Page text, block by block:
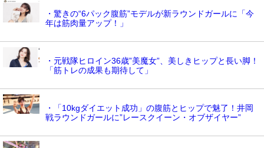
・驚きの“6パック腹筋”モデルが新ラウンドガールに「今
年は筋肉量アップ！」
・元戦隊ヒロイン36歳”美魔女”、美しきヒップと長い脚！
「筋トレの成果も期待して」
・「10kgダイエット成功」の腹筋とヒップで魅了！井岡
戦ラウンドガールに”レースクイーン・オブザイヤー”